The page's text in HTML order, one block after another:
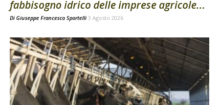
fabbisogno idrico delle imprese agricole...
Di Giuseppe Francesco Sportelli 3 Agosto 2026